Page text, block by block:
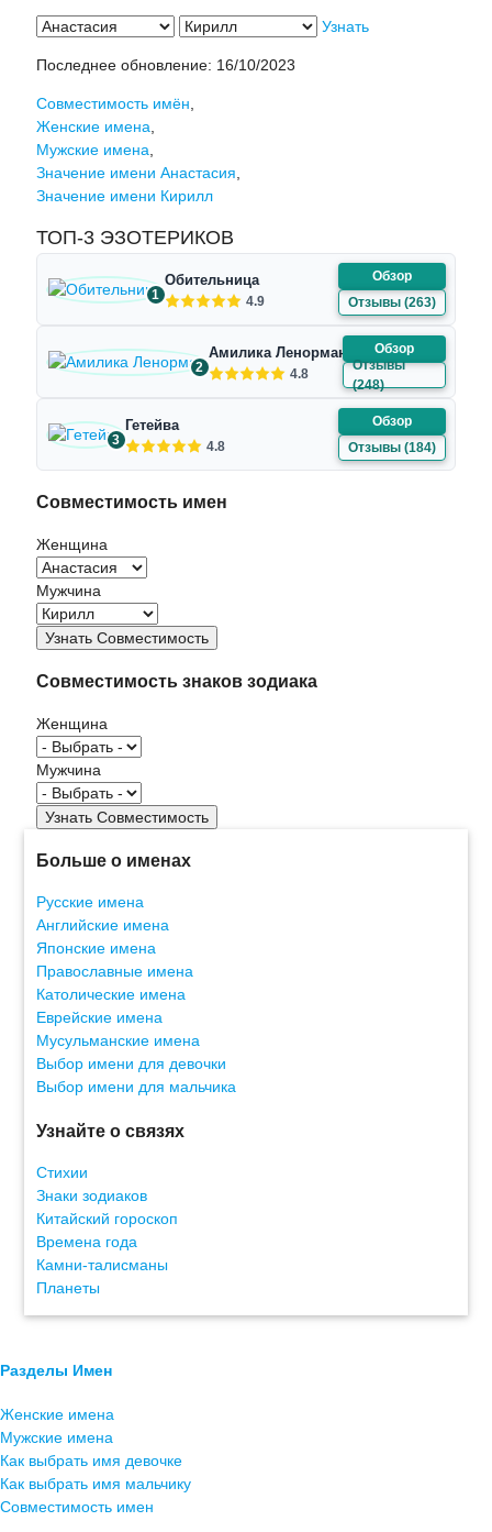
Узнать
Последнее обновление: 16/10/2023
Совместимость имён
Женские имена
Мужские имена
Значение имени Анастасия
Значение имени Кирилл
ТОП-3 ЭЗОТЕРИКОВ
1
Обительница
4.9
Обзор
Отзывы (263)
2
Амилика Ленорман
4.8
Обзор
Отзывы
(248)
3
Гетейва
4.8
Обзор
Отзывы (184)
Совместимость имен
Женщина
Мужчина
Совместимость знаков зодиака
Женщина
Мужчина
Больше о именах
Русские имена
Английские имена
Японские имена
Православные имена
Католические имена
Еврейские имена
Мусульманские имена
Выбор имени для девочки
Выбор имени для мальчика
Узнайте о связях
Стихии
Знаки зодиаков
Китайский гороскоп
Времена года
Камни-талисманы
Планеты
Разделы Имен
Женские имена
Мужские имена
Как выбрать имя девочке
Как выбрать имя мальчику
Совместимость имен